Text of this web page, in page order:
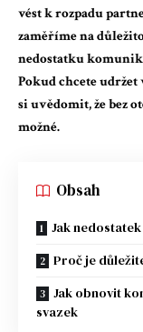
vést k rozpadu
zaměříme na
nedostatku
Pokud chcete
si uvědomit, že bez
možné.
Obsah
Jak
Proč je
Jak obnovit
svazek